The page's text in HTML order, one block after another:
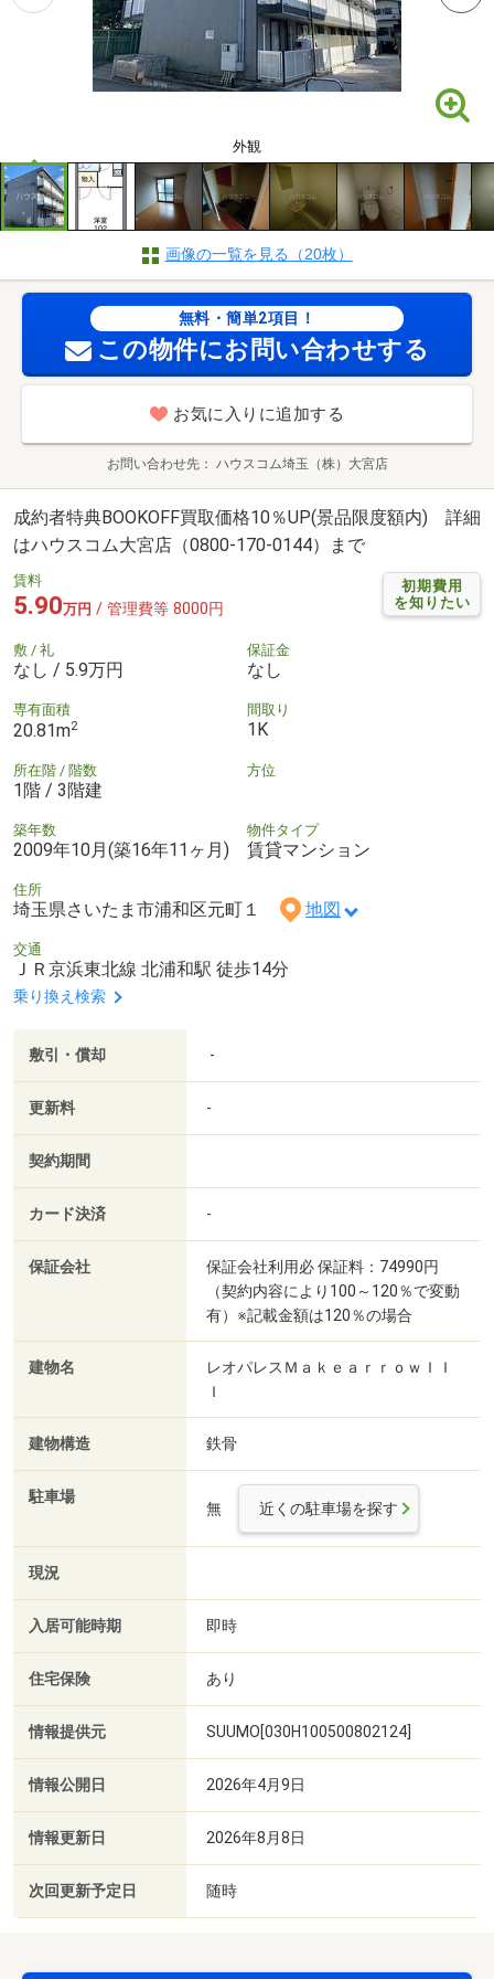
外観
画像の一覧を見る（20枚）
無料・簡単2項目！
この物件にお問い合わせする
お気に入りに追加する
お問い合わせ先 ハウスコム埼玉（株）大宮店
成約者特典BOOKOFF買取価格10％UP(景品限度額内) 詳細
はハウスコム大宮店（0800-170-0144）まで
初期費用
を知りたい
賃料
5.90万円 / 管理費等 8000円
敷 / 礼
なし / 5.9万円
保証金
なし
専有面積
20.81m2
間取り
1K
所在階 / 階数
1階 / 3階建
方位
築年数
2009年10月(築16年11ヶ月)
物件タイプ
賃貸マンション
住所
埼玉県さいたま市浦和区元町１ 地図
交通
ＪＲ京浜東北線 北浦和駅 徒歩14分
乗り換え検索
敷引・償却 -
更新料 -
契約期間
カード決済 -
保証会社
保証会社利用必 保証料：74990円
（契約内容により100～120％で変動
有）※記載金額は120％の場合
建物名
レオパレスＭａｋｅａｒｒｏｗＩＩ
Ｉ
建物構造 鉄骨
駐車場
無 近くの駐車場を探す
現況
入居可能時期 即時
住宅保険 あり
情報提供元 SUUMO[030H100500802124]
情報公開日 2026年4月9日
情報更新日 2026年8月8日
次回更新予定日 随時